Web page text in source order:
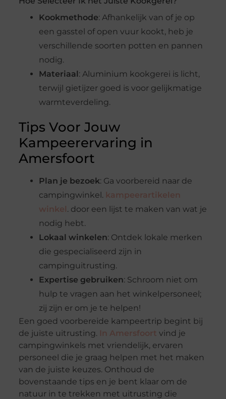
Kookmethode: Afhankelijk van of je op
een gasstel of open vuur kookt, heb je
verschillende soorten potten en pannen
nodig.
Materiaal : Aluminium kookgerei is licht,
terwijl gietijzer goed is voor gelijkmatige
warmteverdeling.
Tips Voor Jouw
Kampeerervaring in
Amersfoort
Plan je bezoek: Ga voorbereid naar de
campingwinkel. kampeerartikelen
winkel . door een lijst te maken van wat je
nodig hebt.
Lokaal winkelen: Ontdek lokale merken
die gespecialiseerd zijn in
campinguitrusting.
Expertise gebruiken: Schroom niet om
hulp te vragen aan het winkelpersoneel;
zij zijn er om je te helpen!
Een goed voorbereide kampeertrip begint bij
de juiste uitrusting.
In Amersfoort vind je
campingwinkels met vriendelijk, ervaren
personeel die je graag helpen met het maken
van de juiste keuzes. Onthoud de
bovenstaande tips en je bent klaar om de
natuur in te trekken met uitrusting die